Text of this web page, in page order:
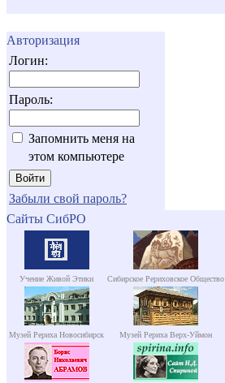
Авторизация
Логин:
Пароль:
Запомнить меня на
этом компьютере
Забыли свой пароль?
Сайты СибРО
Учение Живой Этики Сибирское Рериховское Общество
Музей Рериха Новосибирск Музей Рериха Верх-Уймон